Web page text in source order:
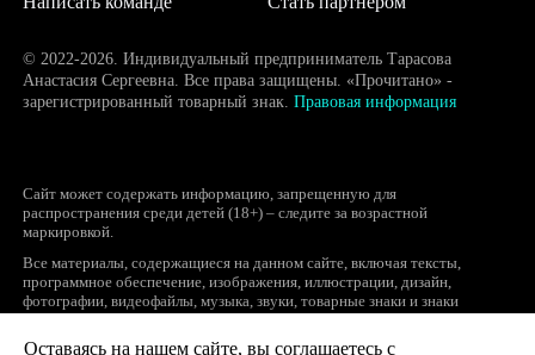
© 2022-2026. Индивидуальный предприниматель Тарасова
Анастасия Сергеевна. Все права защищены. «Прочитано» -
зарегистрированный товарный знак. Правовая информация
Сайт может содержать информацию, запрещенную для
распространения среди детей (18+) – следите за возрастной
маркировкой.
Все материалы, содержащиеся на данном сайте, включая тексты,
программное обеспечение, изображения, иллюстрации, дизайн,
фотографии, видеофайлы, музыка, звуки, товарные знаки и знаки
объектами интеллектуальной собственности, исключительные права на
Оставаясь на нашем сайте, вы соглашаетесь с